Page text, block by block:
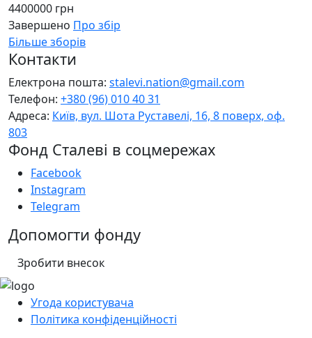
4400000 грн
Завершено Про збір
Більше зборів
Контакти
Електрона пошта: stalevi.nation@gmail.com
Телефон: +380 (96) 010 40 31
Адреса: Київ, вул. Шота Руставелі, 16, 8 поверх, оф.
803
Фонд Сталеві в соцмережах
Facebook
Instagram
Telegram
Допомогти фонду
Зробити внесок
Угода користувача
Політика конфіденційності